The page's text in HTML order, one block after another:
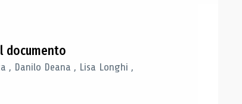
documento
, Danilo Deana , Lisa Longhi ,